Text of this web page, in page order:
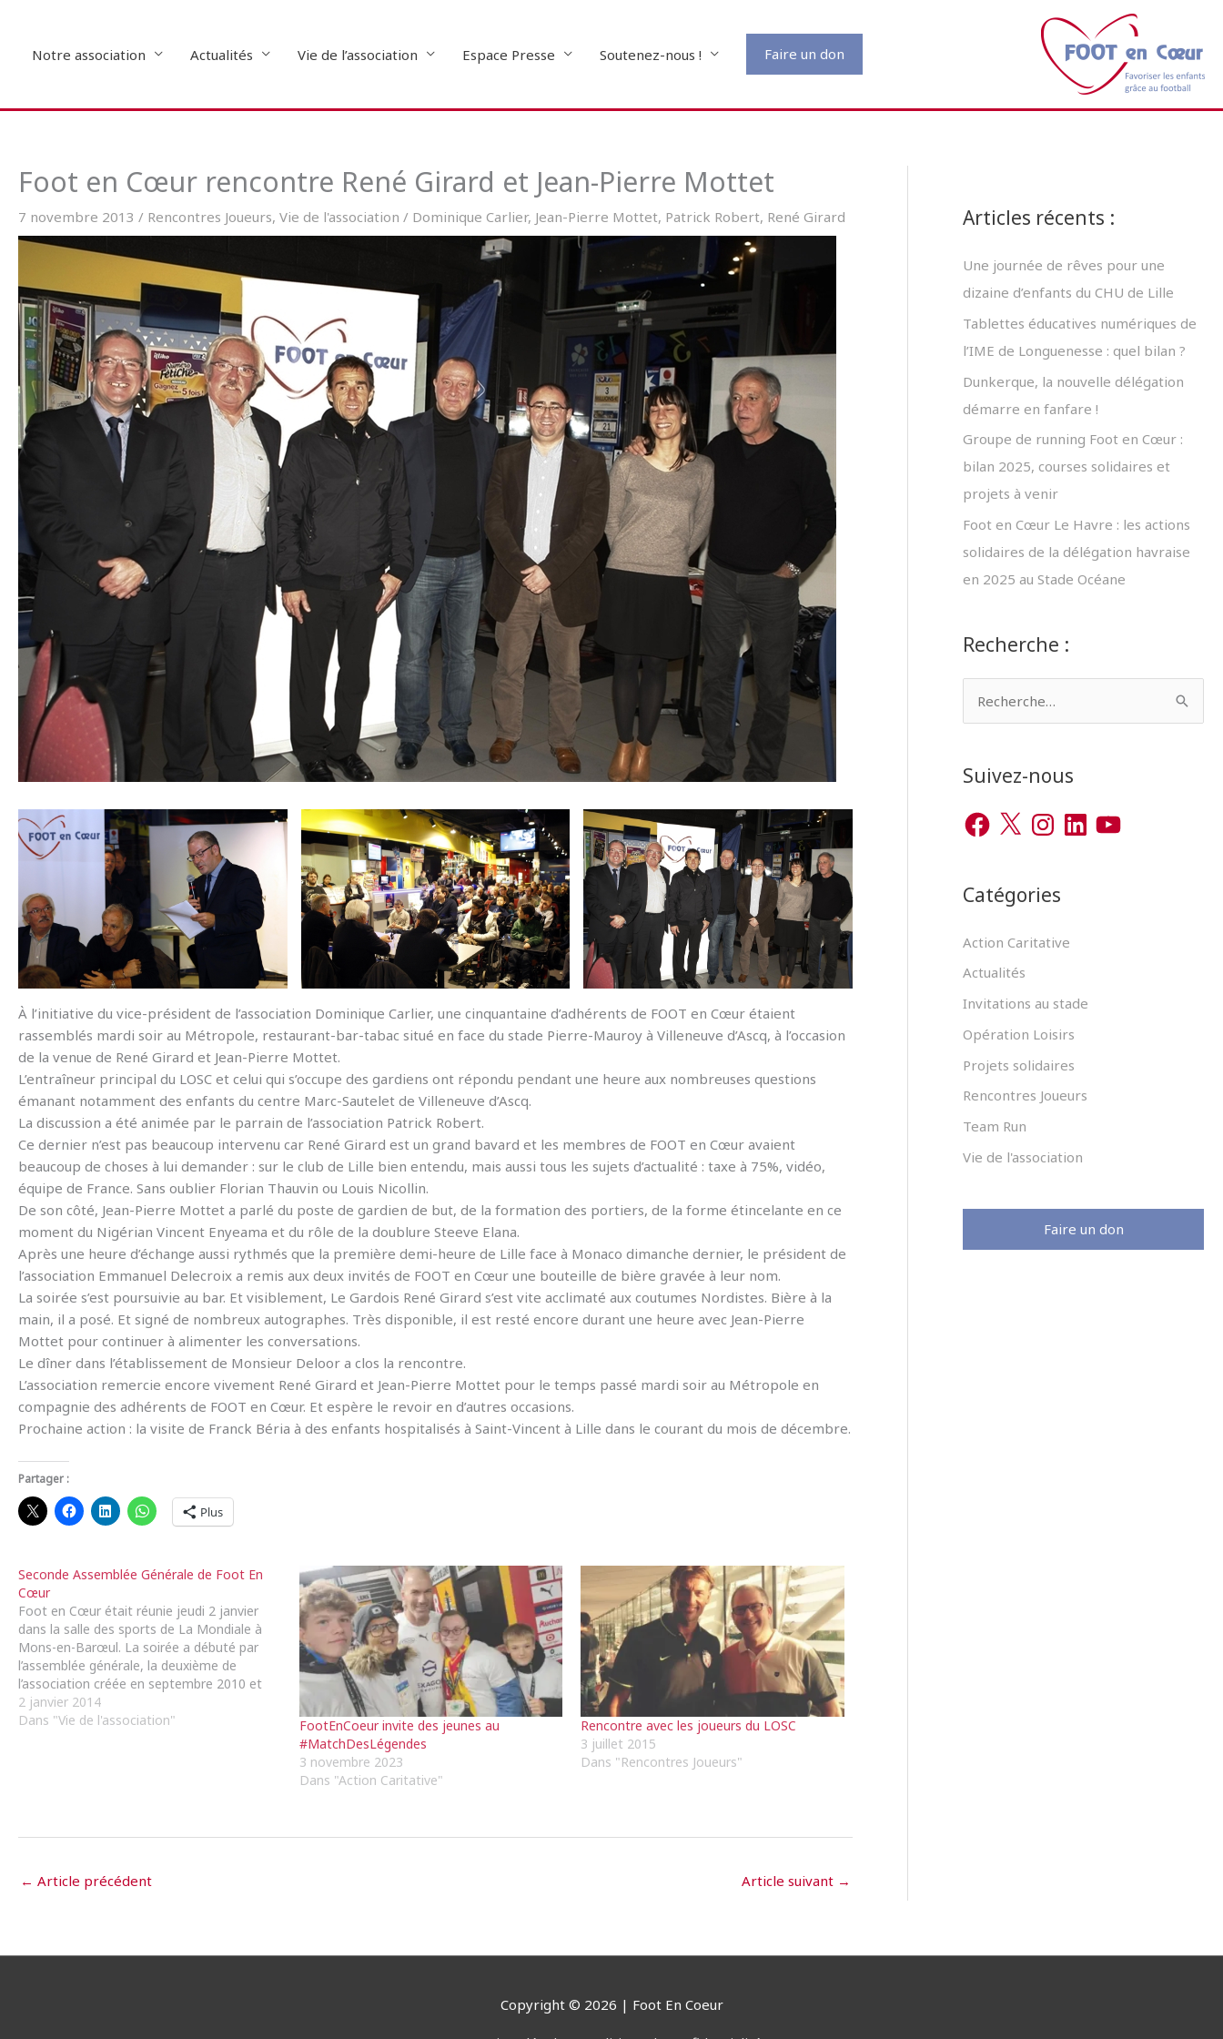
contenuNotre association Actualités Vie de l’association Espace Presse Soutenez-nous ! Faire un don
Foot en Cœur rencontre René Girard et Jean-Pierre Mottet
7 novembre 2013 / Rencontres Joueurs, Vie de l'association / Dominique Carlier, Jean-Pierre Mottet, Patrick Robert, René Girard
À l’initiative du vice-président de l’association Dominique Carlier, une cinquantaine d’adhérents de FOOT en Cœur étaient
rassemblés mardi soir au Métropole, restaurant-bar-tabac situé en face du stade Pierre-Mauroy à Villeneuve d’Ascq, à l’occasion
de la venue de René Girard et Jean-Pierre Mottet.
L’entraîneur principal du LOSC et celui qui s’occupe des gardiens ont répondu pendant une heure aux nombreuses questions
émanant notamment des enfants du centre Marc-Sautelet de Villeneuve d’Ascq.
La discussion a été animée par le parrain de l’association Patrick Robert.
Ce dernier n’est pas beaucoup intervenu car René Girard est un grand bavard et les membres de FOOT en Cœur avaient
beaucoup de choses à lui demander : sur le club de Lille bien entendu, mais aussi tous les sujets d’actualité : taxe à 75%, vidéo,
équipe de France. Sans oublier Florian Thauvin ou Louis Nicollin.
De son côté, Jean-Pierre Mottet a parlé du poste de gardien de but, de la formation des portiers, de la forme étincelante en ce
moment du Nigérian Vincent Enyeama et du rôle de la doublure Steeve Elana.
Après une heure d’échange aussi rythmés que la première demi-heure de Lille face à Monaco dimanche dernier, le président de
l’association Emmanuel Delecroix a remis aux deux invités de FOOT en Cœur une bouteille de bière gravée à leur nom.
La soirée s’est poursuivie au bar. Et visiblement, Le Gardois René Girard s’est vite acclimaté aux coutumes Nordistes. Bière à la
main, il a posé. Et signé de nombreux autographes. Très disponible, il est resté encore durant une heure avec Jean-Pierre
Mottet pour continuer à alimenter les conversations.
Le dîner dans l’établissement de Monsieur Deloor a clos la rencontre.
L’association remercie encore vivement René Girard et Jean-Pierre Mottet pour le temps passé mardi soir au Métropole en
compagnie des adhérents de FOOT en Cœur. Et espère le revoir en d’autres occasions.
Prochaine action : la visite de Franck Béria à des enfants hospitalisés à Saint-Vincent à Lille dans le courant du mois de décembre.
Partager :
Plus
Seconde Assemblée Générale de Foot En
Cœur
Foot en Cœur était réunie jeudi 2 janvier
dans la salle des sports de La Mondiale à
Mons-en-Barœul. La soirée a débuté par
l’assemblée générale, la deuxième de
l’association créée en septembre 2010 et
présidée par Emmanuel Delecroix. Ce
dernier n’a annoncé que des bonnes
2 janvier 2014
Dans "Vie de l'association"
FootEnCoeur invite des jeunes au
#MatchDesLégendes
3 novembre 2023
Dans "Action Caritative"
Rencontre avec les joueurs du LOSC
3 juillet 2015
Dans "Rencontres Joueurs"
← Article précédent Article suivant →
Articles récents :
Une journée de rêves pour une
dizaine d’enfants du CHU de Lille
Tablettes éducatives numériques de
l’IME de Longuenesse : quel bilan ?
Dunkerque, la nouvelle délégation
démarre en fanfare !
Groupe de running Foot en Cœur :
bilan 2025, courses solidaires et
projets à venir
Foot en Cœur Le Havre : les actions
solidaires de la délégation havraise
en 2025 au Stade Océane
Recherche :
e
h
r
r
Suivez-nous
F
a
o
o
X
n
r
L Y
o
Catégories
Action Caritative
Actualités
Invitations au stade
Opération Loisirs
Projets solidaires
Rencontres Joueurs
Team Run
Vie de l'association
Faire un don
Copyright © 2026 | Foot En Coeur